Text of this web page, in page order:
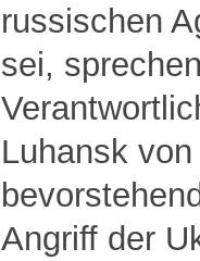
russischen
sei,
Luhansk
Angriff der